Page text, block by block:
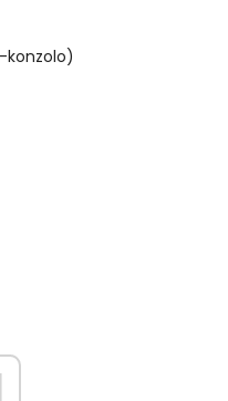
konzolo)